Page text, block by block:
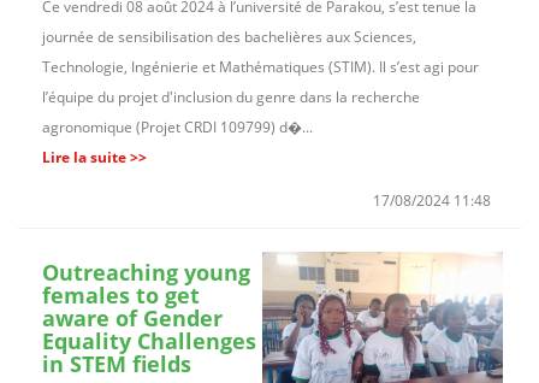
Ce vendredi 08 août 2024 à l’université de Parakou, s’est tenue la
journée de sensibilisation des bachelières aux Sciences,
Technologie, Ingénierie et Mathématiques (STIM). Il s’est agi pour
l’équipe du projet d'inclusion du genre dans la recherche
agronomique (Projet CRDI 109799) d�...
Lire la suite >>
17/08/2024 11:48
Outreaching young
females to get
aware of Gender
Equality Challenges
in STEM fields